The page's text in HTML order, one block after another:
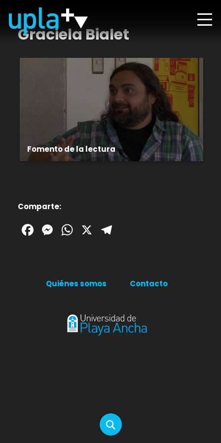
Graciela Bialet
Fomento de la lectura
Comparte:
Facebook
Messenger
WhatsApp
X
Quiénes somos Contacto